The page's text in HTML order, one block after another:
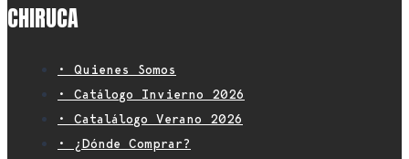
CHIRUCA
• Quienes Somos
• Catálogo Invierno 2026
• Catalálogo Verano 2026
• ¿Dónde Comprar?